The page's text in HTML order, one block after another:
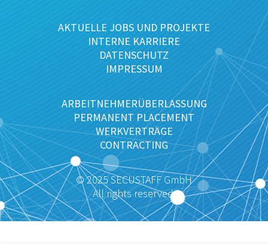
AKTUELLE JOBS UND PROJEKTE
INTERNE KARRIERE
DATENSCHUTZ
IMPRESSUM
ARBEITNEHMERÜBERLASSUNG
PERMANENT PLACEMENT
WERKVERTRÄGE
CONTRACTING
© 2025 SECUSTAFF GmbH
All rights reserved.